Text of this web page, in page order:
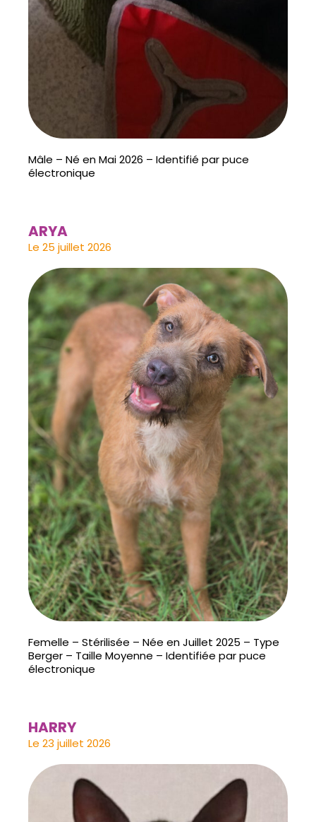
Mâle – Né en Mai 2026 – Identifié par puce
électronique
ARYA
Le 25 juillet 2026
Femelle – Stérilisée – Née en Juillet 2025 – Type
Berger – Taille Moyenne – Identifiée par puce
électronique
HARRY
Le 23 juillet 2026